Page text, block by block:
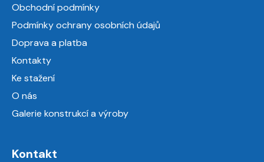
Obchodní podmínky
Podmínky ochrany osobních údajů
Doprava a platba
Kontakty
Ke stažení
O nás
Galerie konstrukcí a výroby
Kontakt